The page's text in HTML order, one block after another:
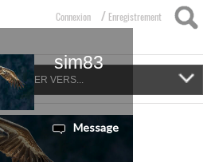
Connexion / Enregistrement
NAVIGUER VERS...
sim83
Message